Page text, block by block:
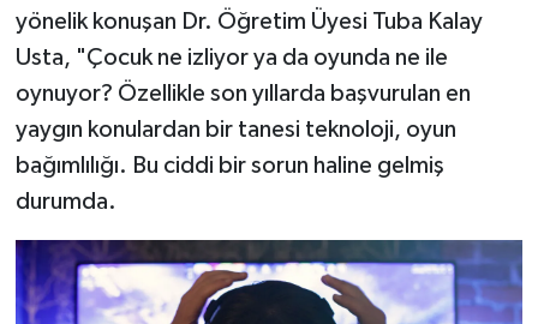
yönelik konuşan Dr. Öğretim Üyesi Tuba Kalay
Usta, "Çocuk ne izliyor ya da oyunda ne ile
oynuyor? Özellikle son yıllarda başvurulan en
yaygın konulardan bir tanesi teknoloji, oyun
bağımlılığı. Bu ciddi bir sorun haline gelmiş
durumda.